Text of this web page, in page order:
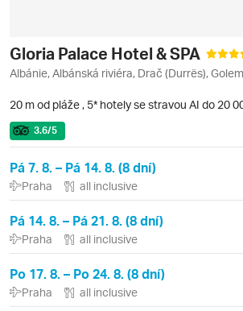
Gloria Palace Hotel & SPA
Albánie, Albánská riviéra, Drač (Durrës), Golem
20 m od pláže , 5* hotely se stravou AI do 20
3.6/5
Pá 7. 8. – Pá 14. 8. (8 dní)
Praha all inclusive
Pá 14. 8. – Pá 21. 8. (8 dní)
Praha all inclusive
Po 17. 8. – Po 24. 8. (8 dní)
Praha all inclusive